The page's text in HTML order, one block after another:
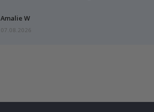
Amalie W
07.08.2026